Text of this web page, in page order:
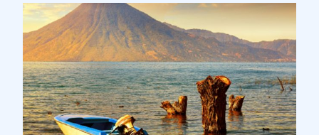
familiereizen. ANVR/SGR